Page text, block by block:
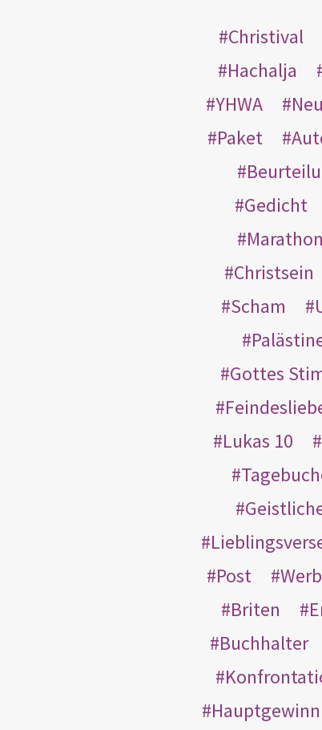
Christival
Hachalja
YHWA
Paket
Gedicht
Marathon
Christsein
Scham
Gottes
Lukas 10
Post
Briten
Buchhalter
Hauptgewinn